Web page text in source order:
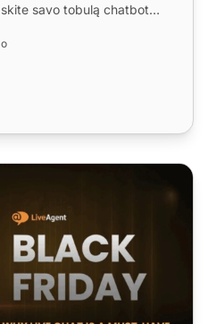
savo tobulą chatbotą
būtinas 'Black Friday' metu'